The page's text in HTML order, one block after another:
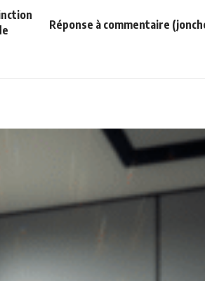
Réponse à commentaire